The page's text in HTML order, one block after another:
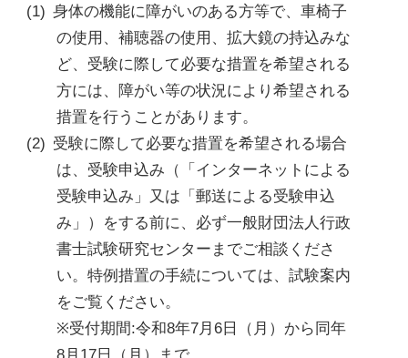
身体の機能に障がいのある方等で、車椅子
の使用、補聴器の使用、拡大鏡の持込みな
ど、受験に際して必要な措置を希望される
方には、障がい等の状況により希望される
措置を行うことがあります。
受験に際して必要な措置を希望される場合
は、受験申込み（「インターネットによる
受験申込み」又は「郵送による受験申込
み」）をする前に、必ず一般財団法人行政
書士試験研究センターまでご相談くださ
い。特例措置の手続については、試験案内
をご覧ください。
※受付期間:令和8年7月6日（月）から同年
8月17日（月）まで